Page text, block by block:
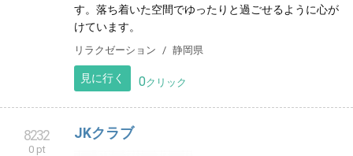
す。落ち着いた空間でゆったりと過ごせるように心が
けています。
リラクゼーション 静岡県
見に行く 0クリック
8232
0 pt
JKクラブ